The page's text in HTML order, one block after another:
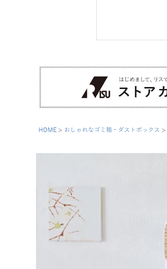
HOME おしゃれなゴミ箱・ダストボックス